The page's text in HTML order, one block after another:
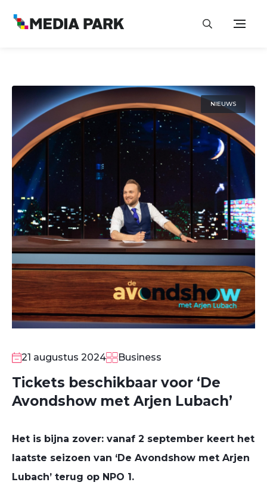
NIEUWS
21 augustus 2024 Business
Tickets beschikbaar voor ‘De
Avondshow met Arjen Lubach’
Het is bijna zover: vanaf 2 september keert het
laatste seizoen van ‘De Avondshow met Arjen
Lubach’ terug op NPO 1.